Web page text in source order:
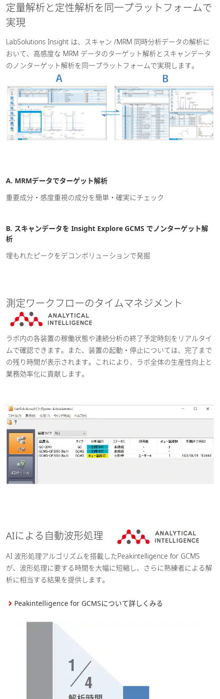
定量解析と定性解析を同一プラットフォームで
実現
LabSolutions Insight は、スキャン /MRM 同時分析データの解析に
おいて、高感度な MRM データのターゲット解析とスキャンデータ
のノンターゲット解析を同一プラットフォームで実現します。
A. MRMデータでターゲット解析
重要成分・感度重視の成分を簡単・確実にチェック
B. スキャンデータを Insight Explore GCMS でノンターゲット解
析
埋もれたピークをデコンボリューションで発掘
測定ワークフローのタイムマネジメント
ラボ内の各装置の稼働状態や連続分析の終了予定時刻をリアルタイ
ムで確認できます。また、装置の起動・停止については、完了まで
の残り時間が表示されます。これにより、ラボ全体の生産性向上と
業務効率化に貢献します。
AIによる自動波形処理
AI 波形処理アルゴリズムを搭載したPeakintelligence for GCMS
が、波形処理に要する時間を大幅に短縮し、さらに熟練者による解
析に相当する結果を提供します。
Peakintelligence for GCMSについて詳しくみる